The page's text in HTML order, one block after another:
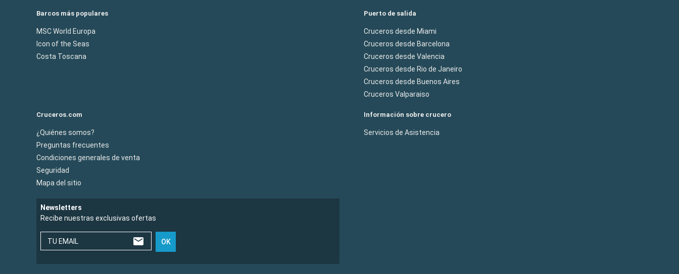
Barcos más populares
MSC World Europa
Icon of the Seas
Costa Toscana
Puerto de salida
Cruceros desde Miami
Cruceros desde Barcelona
Cruceros desde Valencia
Cruceros desde Rio de Janeiro
Cruceros desde Buenos Aires
Cruceros Valparaiso
Cruceros.com
¿Quiénes somos?
Preguntas frecuentes
Condiciones generales de venta
Seguridad
Mapa del sitio
Información sobre crucero
Servicios de Asistencia
Newsletters
Recibe nuestras exclusivas ofertas
TU EMAIL OK